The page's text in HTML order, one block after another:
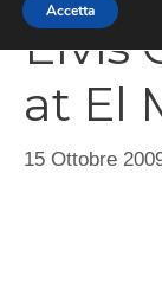
Elvis
at El
15 Ottobre
Accetta